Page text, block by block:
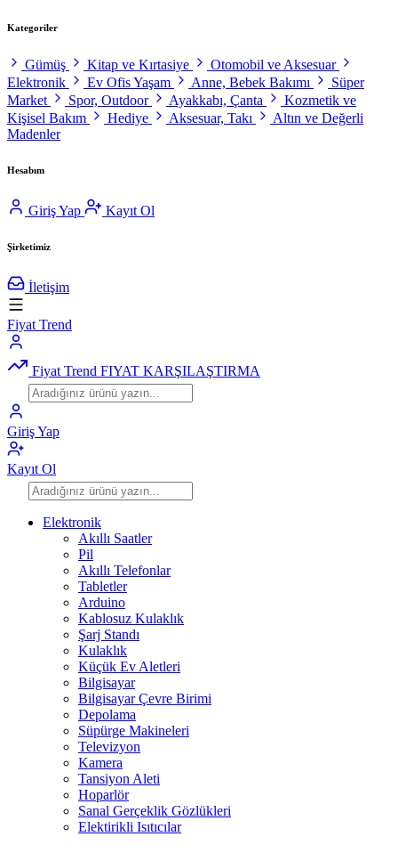
Kategoriler
Gümüş Kitap ve Kırtasiye
Otomobil ve Aksesuar
Elektronik
Ev Ofis Yaşam Anne, Bebek Bakımı
Süper
Market
Spor, Outdoor Ayakkabı, Çanta
Kozmetik ve
Kişisel Bakım
Hediye Aksesuar, Takı
Altın ve Değerli
Madenler
Hesabım
Giriş Yap Kayıt Ol
Şirketimiz
İletişim
Fiyat Trend
Fiyat Trend FIYAT KARŞILAŞTIRMA
Giriş Yap
Kayıt Ol
Elektronik
Akıllı Saatler
Pil
Akıllı Telefonlar
Tabletler
Arduino
Kablosuz Kulaklık
Şarj Standı
Kulaklık
Küçük Ev Aletleri
Bilgisayar
Bilgisayar Çevre Birimi
Depolama
Süpürge Makineleri
Televizyon
Kamera
Tansiyon Aleti
Hoparlör
Sanal Gerçeklik Gözlükleri
Elektirikli Isıtıcılar